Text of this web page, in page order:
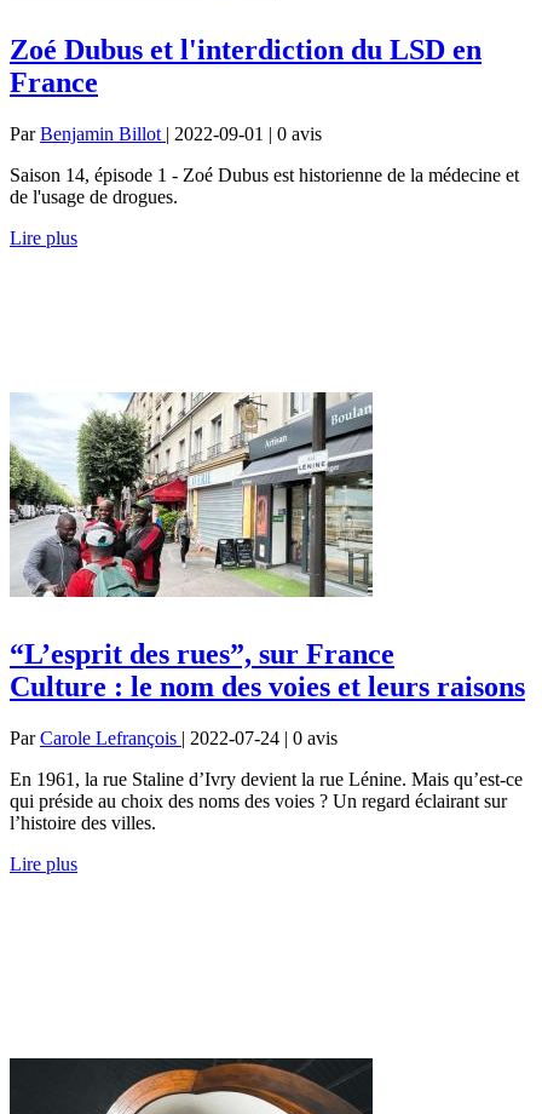
Zoé Dubus et l'interdiction du LSD en
France
ParBenjamin Billot | 2022-09-01 | 0 avis
Saison 14, épisode 1 - Zoé Dubus est historienne de la médecine et
de l'usage de drogues.
Lire plus
“L’esprit des rues”, sur France
Culture : le nom des voies et leurs raisons
ParCarole Lefrançois | 2022-07-24 | 0 avis
En 1961, la rue Staline d’Ivry devient la rue Lénine. Mais qu’est-ce
qui préside au choix des noms des voies ? Un regard éclairant sur
l’histoire des villes.
Lire plus